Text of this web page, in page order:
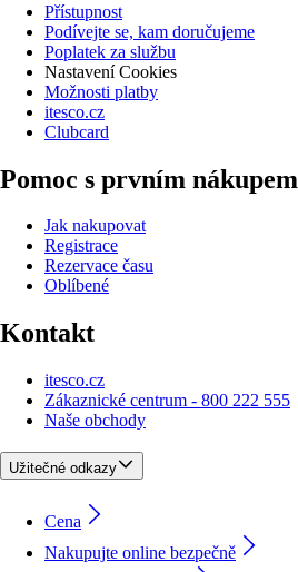
Přístupnost
Podívejte se, kam doručujeme
Poplatek za službu
Nastavení Cookies
Možnosti platby
itesco.cz
Clubcard
Pomoc s prvním nákupem
Jak nakupovat
Registrace
Rezervace času
Oblíbené
Kontakt
itesco.cz
Zákaznické centrum - 800 222 555
Naše obchody
Užitečné odkazy
Cena
Nakupujte online bezpečně